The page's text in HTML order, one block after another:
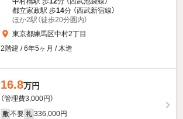
都立家政駅 歩14分 （西武新宿線）
ほか2駅（徒歩20分圏内）
東京都練馬区中村2丁目
2階建 / 6年5ヶ月 / 木造
16.8万円
（管理費3,000円）
敷 不要 礼 336,000円